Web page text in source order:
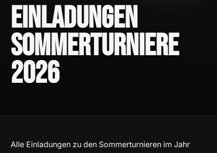
Einladungen
Sommerturniere
2026
Alle Einladungen zu den Sommerturnieren im Jahr